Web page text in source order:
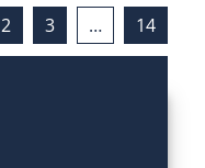
2 3 … 14